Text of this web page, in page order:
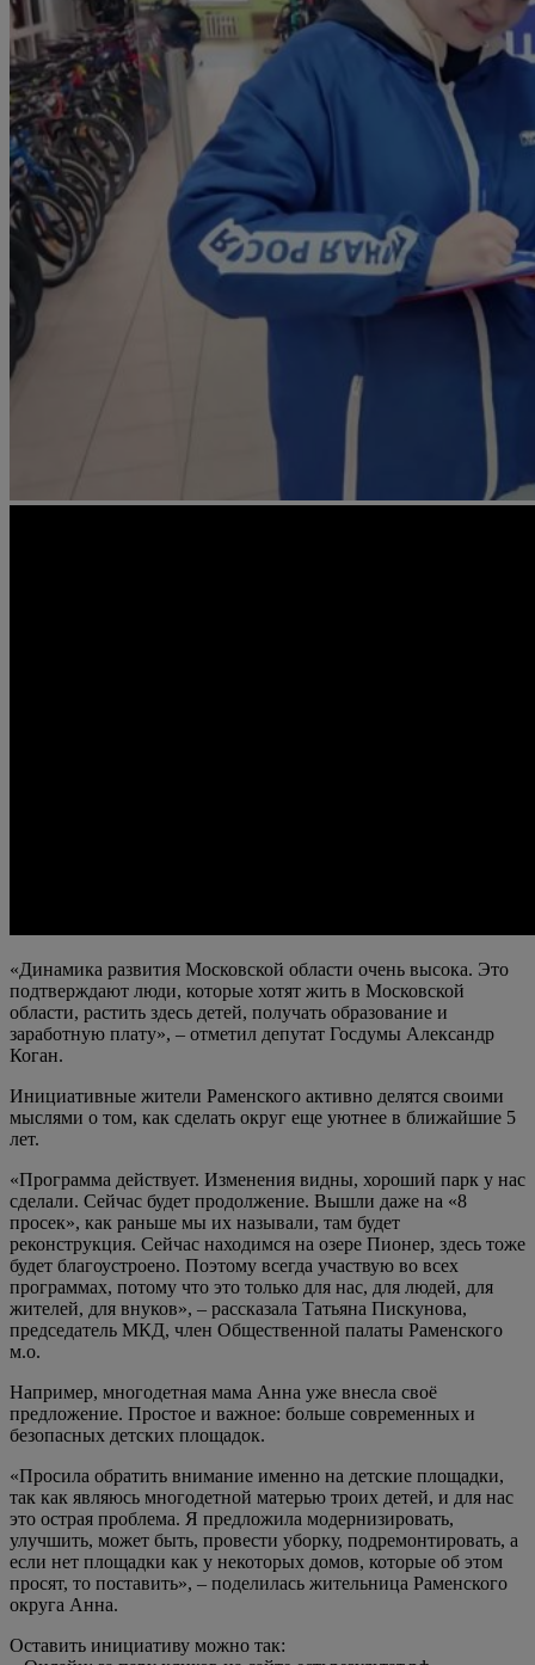
«Динамика развития Московской области очень высока. Это
подтверждают люди, которые хотят жить в Московской
области, растить здесь детей, получать образование и
заработную плату», – отметил депутат Госдумы Александр
Коган.
Инициативные жители Раменского активно делятся своими
мыслями о том, как сделать округ еще уютнее в ближайшие 5
лет.
«Программа действует. Изменения видны, хороший парк у нас
сделали. Сейчас будет продолжение. Вышли даже на «8
просек», как раньше мы их называли, там будет
реконструкция. Сейчас находимся на озере Пионер, здесь тоже
будет благоустроено. Поэтому всегда участвую во всех
программах, потому что это только для нас, для людей, для
жителей, для внуков», – рассказала Татьяна Пискунова,
председатель МКД, член Общественной палаты Раменского
м.о.
Например, многодетная мама Анна уже внесла своё
предложение. Простое и важное: больше современных и
безопасных детских площадок.
«Просила обратить внимание именно на детские площадки,
так как являюсь многодетной матерью троих детей, и для нас
это острая проблема. Я предложила модернизировать,
улучшить, может быть, провести уборку, подремонтировать, а
если нет площадки как у некоторых домов, которые об этом
просят, то поставить», – поделилась жительница Раменского
округа Анна.
Оставить инициативу можно так: